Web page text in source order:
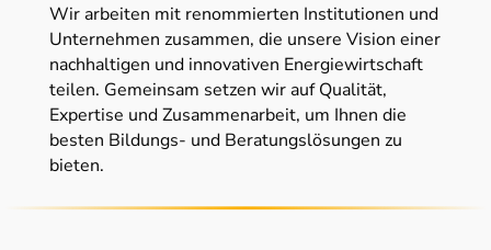
Wir arbeiten mit renommierten Institutionen und
Unternehmen zusammen, die unsere Vision einer
nachhaltigen und innovativen Energiewirtschaft
teilen. Gemeinsam setzen wir auf Qualität,
Expertise und Zusammenarbeit, um Ihnen die
besten Bildungs- und Beratungslösungen zu
bieten.